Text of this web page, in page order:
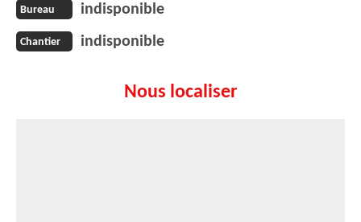
Bureau indisponible
Chantier indisponible
Nous localiser